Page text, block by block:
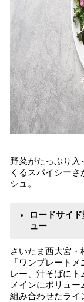
野菜がたっぷり入
くるスパイシー
シュ。
ロードサイ
ュー
さいたま西大宮・
「ワンプレート
レー、汁そばに
メインにボリュ
組み合わせたライ